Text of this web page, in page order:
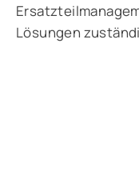
Lösungen